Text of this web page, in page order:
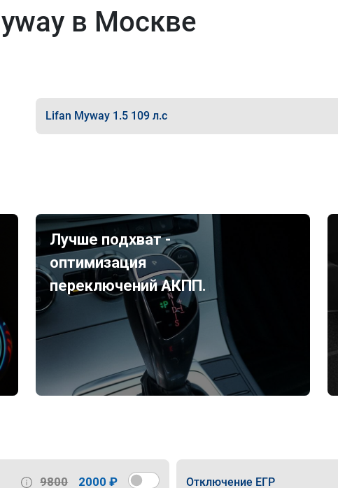
в Москве
Lifan Myway 1.5 109 л.с
Лучше подхват -
оптимизация
переключений АКПП.
9800 2000 ₽ Отключение ЕГР